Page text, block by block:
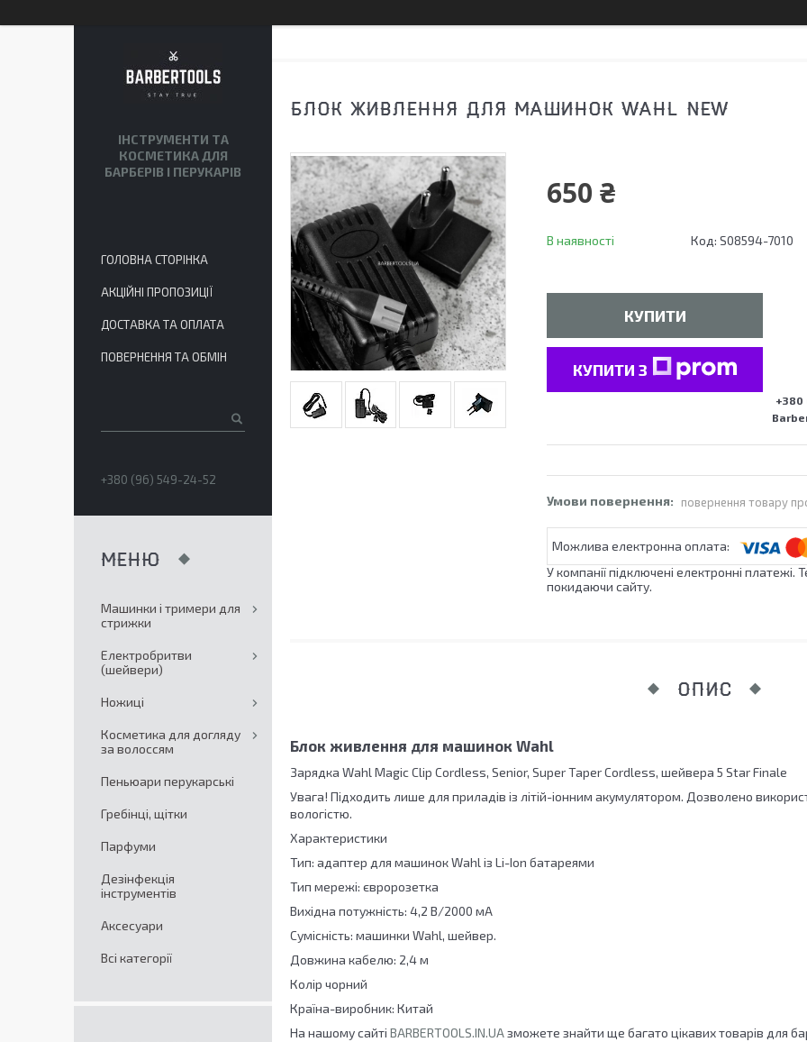
БЛОК ЖИВЛЕННЯ ДЛЯ МАШИНОК WAHL NEW
650 ₴
В наявності Код: S08594-7010
КУПИТИ
КУПИТИ З
+380
повернення товару
У компанії підключені електронні
покидаючи сайту.
ОПИС
Блок живлення для машинок Wahl
Зарядка Wahl Magic Clip Cordless, Senior, Super Taper Cordless, шейвера 5 Star Finale
Увага! Підходить лише для приладів із літій-іонним акумулятором. Дозволено
вологістю.
Характеристики
Тип: адаптер для машинок Wahl із Li-Ion батареями
Тип мережі: євророзетка
Вихідна потужність: 4,2 В/2000 мА
Сумісність: машинки Wahl, шейвер.
Довжина кабелю: 2,4 м
Колір чорний
Країна-виробник: Китай
На нашому сайті BARBERTOOLS.IN.UAзможете знайти ще багато цікавих товарів для
ІНСТРУМЕНТИ ТА
КОСМЕТИКА ДЛЯ
БАРБЕРІВ І ПЕРУКАРІВ
ГОЛОВНА СТОРІНКА
АКЦІЙНІ ПРОПОЗИЦІЇ
ДОСТАВКА ТА ОПЛАТА
ПОВЕРНЕННЯ ТА ОБМІН
+380 (96) 549-24-52
Машинки і тримери для
стрижки
Електробритви
(шейвери)
Ножиці
Косметика для догляду
за волоссям
Пеньюари перукарські
Гребінці, щітки
Парфуми
Дезінфекція
інструментів
Аксесуари
Всі категорії